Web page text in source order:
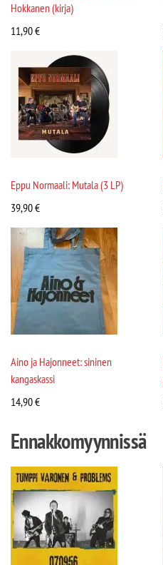
Hokkanen (kirja)
11,90€
Eppu Normaali: Mutala (3 LP)
39,90€
Aino ja Hajonneet: sininen
kangaskassi
14,90€
Ennakkomyynnissä